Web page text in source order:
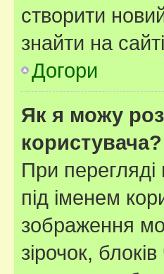
створити
знайти на
Догори
Як я можу
користувача?
При
під іменем
зображення
зірочок,